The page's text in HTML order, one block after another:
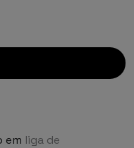
em liga de